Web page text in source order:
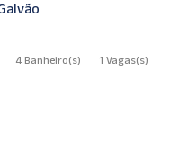
4 Banheiro(s) 1 Vagas(s)